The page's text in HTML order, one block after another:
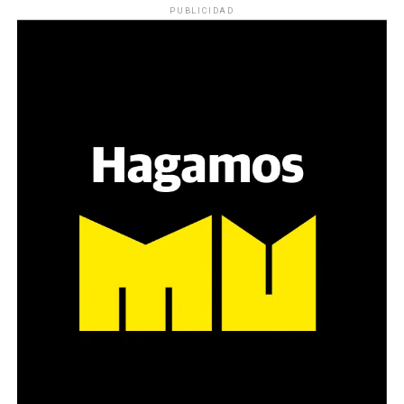
es a través del interrogante, que puedan encarnar la
pregunta», comparte Gonzalo, de 41 años.
PUBLICIDAD